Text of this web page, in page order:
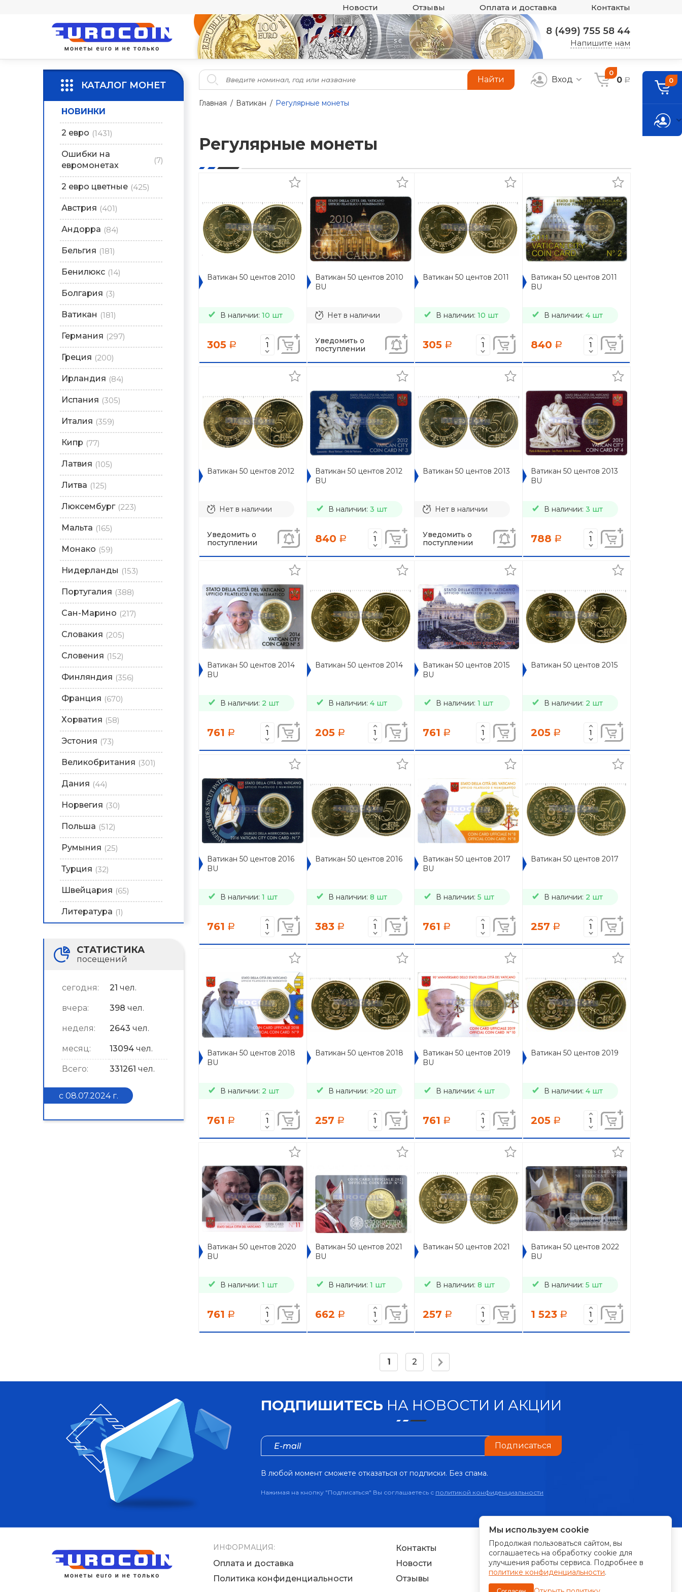
Новости Отзывы Оплата и доставка Контакты
8 (499) 755 58 44
Напишите нам
КАТАЛОГ МОНЕТ
НОВИНКИ
2 евро (1431)
Ошибки на
евромонетах
(7)
2 евро цветные (425)
Австрия (401)
Андорра (84)
Бельгия (181)
Бенилюкс (14)
Болгария (3)
Ватикан (181)
Германия (297)
Греция (200)
Ирландия (84)
Испания (305)
Италия (359)
Кипр (77)
Латвия (105)
Литва (125)
Люксембург (223)
Мальта (165)
Монако (59)
Нидерланды (153)
Португалия (388)
Сан-Марино (217)
Словакия (205)
Словения (152)
Финляндия (356)
Франция (670)
Хорватия (58)
Эстония (73)
Великобритания (301)
Дания (44)
Норвегия (30)
Польша (512)
Румыния (25)
Турция (32)
Швейцария (65)
Литература (1)
СТАТИСТИКА
посещений
сегодня: 21 чел.
вчера: 398 чел.
неделя: 2643 чел.
месяц: 13094 чел.
Всего: 331261 чел.
с 08.07.2024 г.
Найти Вход
0
0 a
Главная Ватикан Регулярные монеты
Регулярные монеты
Ватикан 50 центов 2010
В наличии: 10 шт
305 a
Ватикан 50 центов 2010
BU
Нет в наличии
Уведомить о
поступлении
Ватикан 50 центов 2011
В наличии: 10 шт
305 a
Ватикан 50 центов 2011
BU
В наличии: 4 шт
840 a
Ватикан 50 центов 2012
Нет в наличии
Уведомить о
поступлении
Ватикан 50 центов 2012
BU
В наличии: 3 шт
840 a
Ватикан 50 центов 2013
Нет в наличии
Уведомить о
поступлении
Ватикан 50 центов 2013
BU
В наличии: 3 шт
788 a
Ватикан 50 центов 2014
BU
В наличии: 2 шт
761 a
Ватикан 50 центов 2014
В наличии: 4 шт
205 a
Ватикан 50 центов 2015
BU
В наличии: 1 шт
761 a
Ватикан 50 центов 2015
В наличии: 2 шт
205 a
Ватикан 50 центов 2016
BU
В наличии: 1 шт
761 a
Ватикан 50 центов 2016
В наличии: 8 шт
383 a
Ватикан 50 центов 2017
BU
В наличии: 5 шт
761 a
Ватикан 50 центов 2017
В наличии: 2 шт
257 a
Ватикан 50 центов 2018
BU
В наличии: 2 шт
761 a
Ватикан 50 центов 2018
В наличии: >20 шт
257 a
Ватикан 50 центов 2019
BU
В наличии: 4 шт
761 a
Ватикан 50 центов 2019
В наличии: 4 шт
205 a
Ватикан 50 центов 2020
BU
В наличии: 1 шт
761 a
Ватикан 50 центов 2021
BU
В наличии: 1 шт
662 a
Ватикан 50 центов 2021
В наличии: 8 шт
257 a
Ватикан 50 центов 2022
BU
В наличии: 5 шт
1 523 a
1 2
ПОДПИШИТЕСЬ НА НОВОСТИ И АКЦИИ
Подписаться
В любой момент сможете отказаться от подписки. Без спама.
Нажимая на кнопку "Подписаться" Вы соглашаетесь с политикой конфиденциальности
ИНФОРМАЦИЯ:
Контакты
Оплата и доставка
Новости
Политика конфиденциальности
Отзывы
ПРИНИМАЕМ К ОПЛАТЕ:
0
Мы используем cookie
Продолжая пользоваться сайтом, вы
соглашаетесь на обработку cookie для
улучшения работы сервиса. Подробнее в
политике конфиденциальности.